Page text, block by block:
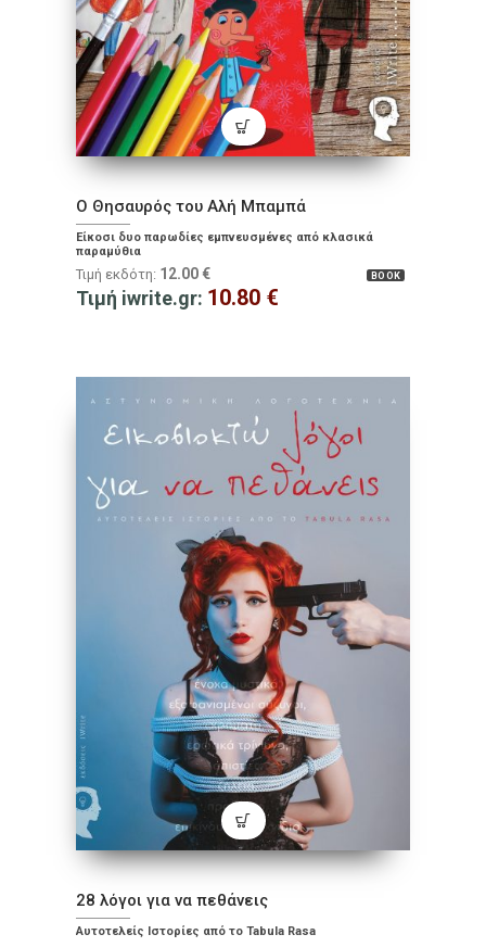
Ο Θησαυρός του Αλή Μπαμπά
Είκοσι δυο παρωδίες εμπνευσμένες από κλασικά
παραμύθια
BOOK
Τιμή εκδότη: 12.00 €
Τιμή iwrite.gr: 10.80 €
28 λόγοι για να πεθάνεις
Αυτοτελείς Ιστορίες από το Tabula Rasa